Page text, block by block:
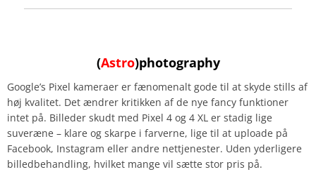
(Astro)photography
Google’s Pixel kameraer er fænomenalt gode til at skyde stills af
høj kvalitet. Det ændrer kritikken af de nye fancy funktioner
intet på. Billeder skudt med Pixel 4 og 4 XL er stadig lige
suveræne – klare og skarpe i farverne, lige til at uploade på
Facebook, Instagram eller andre nettjenester. Uden yderligere
billedbehandling, hvilket mange vil sætte stor pris på.